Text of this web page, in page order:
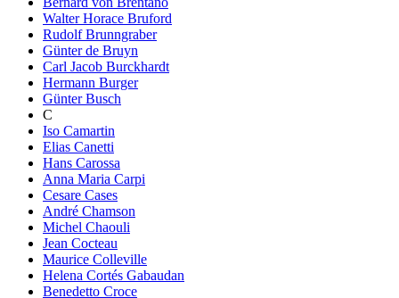
Walter Horace Bruford
Rudolf Brunngraber
Günter de Bruyn
Carl Jacob Burckhardt
Hermann Burger
Günter Busch
C
Iso Camartin
Elias Canetti
Hans Carossa
Anna Maria Carpi
Cesare Cases
André Chamson
Michel Chaouli
Jean Cocteau
Maurice Colleville
Helena Cortés Gabaudan
Benedetto Croce